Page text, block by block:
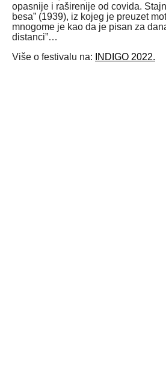
opasnije i raširenije od covida.
besa” (1939), iz kojeg je preuzet
mnogome je kao da je pisan za
distanci”…
Više o festivalu na:
INDIGO 2022.